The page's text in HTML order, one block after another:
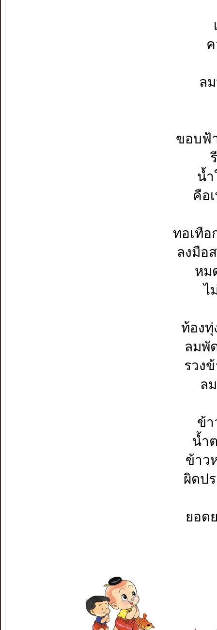
ล
ขอบฟ้า
น้ำ
คือ
ทอเทือ
ลงมือ
หม
ไ
ท้อง
ลมพั
รวง
ล
ข้า
น้ำ
ข้าว
ผิดป
ยอด